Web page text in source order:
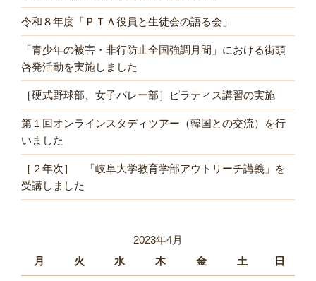
令和８年度「ＰＴＡ役員と生徒会の語る会」
「青少年の被害・非行防止全国強調月間」における街頭
啓発活動を実施しました
［硬式野球部、女子バレー部］ピラティス講習の実施
第１回オンラインスタディツアー（韓国との交流）を行
いました
［２年次］ 「岐阜大学教育学部アウトリーチ講義」を
受講しました
2023年4月
月
火 水 木 金 土 日